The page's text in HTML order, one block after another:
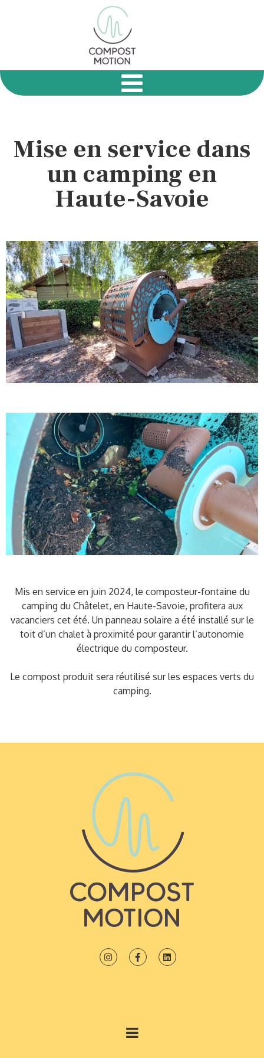
Mise en service dans
un camping en
Haute-Savoie
Mis en service en juin 2024, le composteur-fontaine du
camping du Châtelet, en Haute-Savoie, profitera aux
vacanciers cet été. Un panneau solaire a été installé sur le
toit d’un chalet à proximité pour garantir l’autonomie
électrique du composteur.
Le compost produit sera réutilisé sur les espaces verts du
camping.